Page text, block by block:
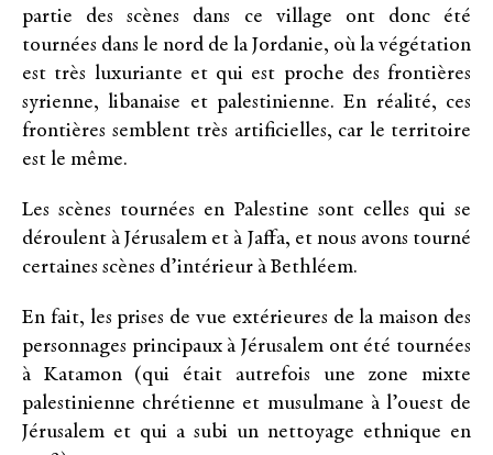
partie des scènes dans ce village ont donc été
tournées dans le nord de la Jordanie, où la végétation
est très luxuriante et qui est proche des frontières
syrienne, libanaise et palestinienne. En réalité, ces
frontières semblent très artificielles, car le territoire
est le même.
Les scènes tournées en Palestine sont celles qui se
déroulent à Jérusalem et à Jaffa, et nous avons tourné
certaines scènes d’intérieur à Bethléem.
En fait, les prises de vue extérieures de la maison des
personnages principaux à Jérusalem ont été tournées
à Katamon (qui était autrefois une zone mixte
palestinienne chrétienne et musulmane à l’ouest de
Jérusalem et qui a subi un nettoyage ethnique en